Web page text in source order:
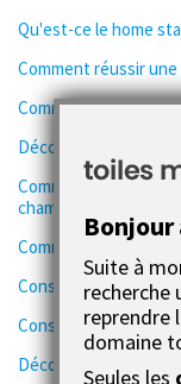
Qu'est-ce le home
Comment réussir
Comment optimiser
Déco d'intérieur en
Comment faire une
chambre ?
Comment faire une
Conseils pour
Conseils pour
Déco design
Suite à
recherche
reprendre
domaine
Seules les